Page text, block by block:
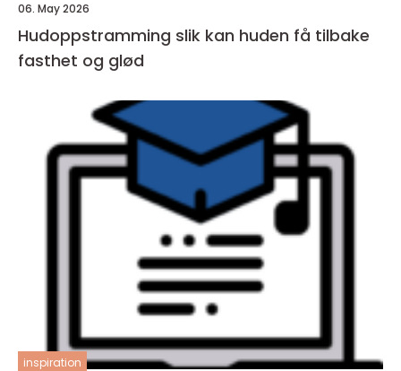
06. May 2026
Hudoppstramming slik kan huden få tilbake
fasthet og glød
inspiration